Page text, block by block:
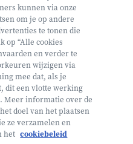
Helan: €128
kunnen via onze
om je op andere
te tonen die
op “Alle cookies
en verder te
wijzigen via
mee dat, als je
dit een vlotte werking
Meer informatie over de
doel van het plaatsen
ze verzamelen en
het cookiebeleid